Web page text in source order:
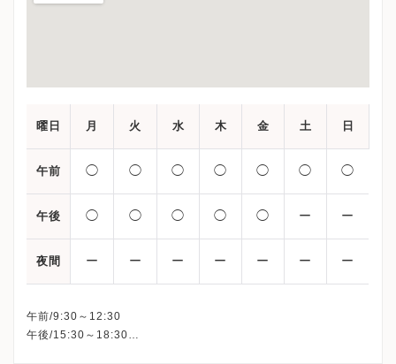
曜日 月 火 水 木 金 土 日
午前 ◯ ◯ ◯ ◯ ◯ ◯ ◯
午後 ◯ ◯ ◯ ◯ ◯ ー ー
夜間 ー ー ー ー ー ー ー
午前/9:30～12:30
午後/15:30～18:30